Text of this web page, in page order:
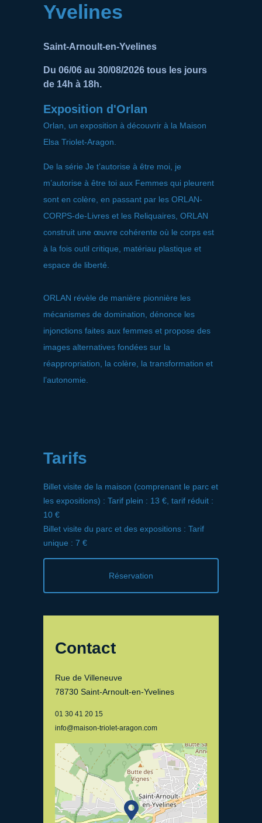
Yvelines
Saint-Arnoult-en-Yvelines
Du 06/06 au 30/08/2026 tous les jours
de 14h à 18h.
Exposition d'Orlan
Orlan, un exposition à découvrir à la Maison
Elsa Triolet-Aragon.
De la série Je t’autorise à être moi, je
m’autorise à être toi aux Femmes qui pleurent
sont en colère, en passant par les ORLAN-
CORPS-de-Livres et les Reliquaires, ORLAN
construit une œuvre cohérente où le corps est
à la fois outil critique, matériau plastique et
espace de liberté.
ORLAN révèle de manière pionnière les
mécanismes de domination, dénonce les
injonctions faites aux femmes et propose des
images alternatives fondées sur la
réappropriation, la colère, la transformation et
l’autonomie.
Tarifs
Billet visite de la maison (comprenant le parc et
les expositions) : Tarif plein : 13 €, tarif réduit :
10 €
Billet visite du parc et des expositions : Tarif
unique : 7 €
Réservation
Contact
Rue de Villeneuve
78730 Saint-Arnoult-en-Yvelines
01 30 41 20 15
info@maison-triolet-aragon.com